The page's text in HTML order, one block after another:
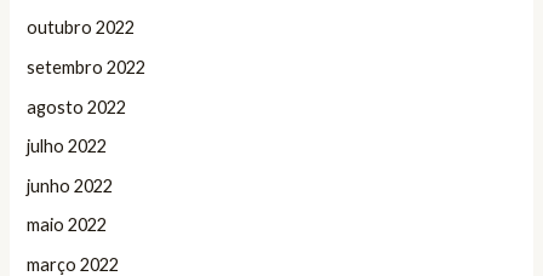
outubro 2022
setembro 2022
agosto 2022
julho 2022
junho 2022
maio 2022
março 2022